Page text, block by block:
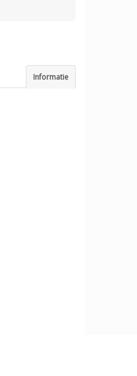
Informatie